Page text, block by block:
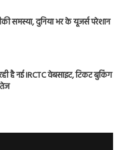
समस्या, दुनिया भर के यूजर्स परेशान
है नई IRCTC वेबसाइट, टिकट बुकिंग